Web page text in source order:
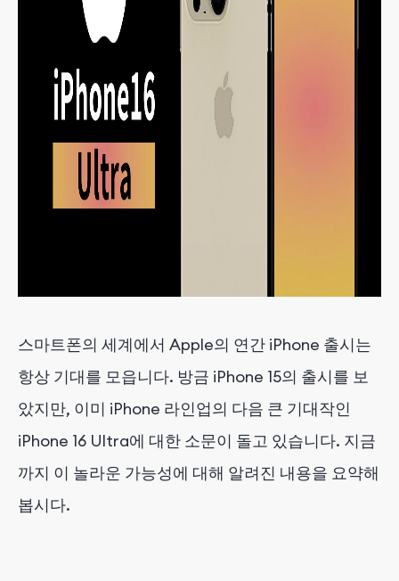
스마트폰의 세계에서 Apple의 연간 iPhone 출시는
항상 기대를 모읍니다. 방금 iPhone 15의 출시를 보
았지만, 이미 iPhone 라인업의 다음 큰 기대작인
iPhone 16 Ultra에 대한 소문이 돌고 있습니다. 지금
까지 이 놀라운 가능성에 대해 알려진 내용을 요약해
봅시다.